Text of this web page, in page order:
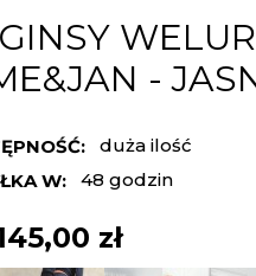
-
duża ilość
W:
48 godzin
zł